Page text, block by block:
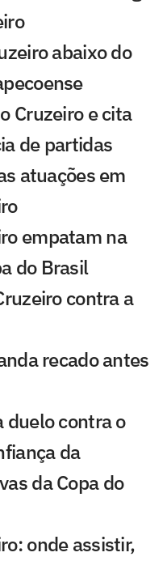
abaixo do
Cruzeiro e cita
de partidas
atuações em
empatam na
do Brasil
contra a
recado antes
duelo contra o
da
da Copa do
onde assistir,